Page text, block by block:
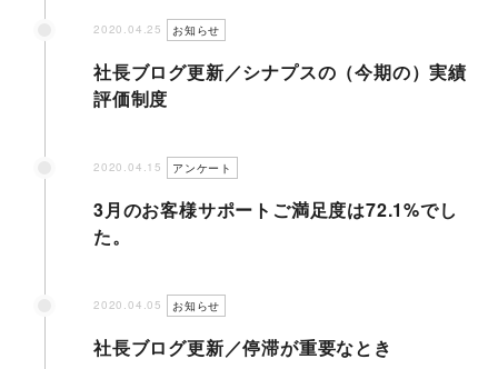
2020.04.25 お知らせ
社長ブログ更新／シナプスの（今期の）実績
評価制度
2020.04.15 アンケート
3月のお客様サポートご満足度は72.1%でし
た。
2020.04.05 お知らせ
社長ブログ更新／停滞が重要なとき